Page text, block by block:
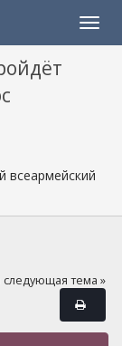
всеармейский
следующая тема »